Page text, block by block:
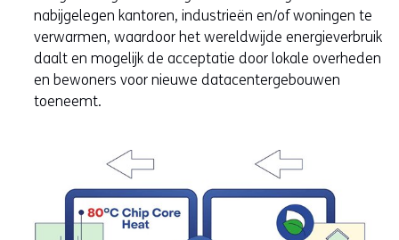
nabijgelegen kantoren, industrieën en/of woningen te
verwarmen, waardoor het wereldwijde energieverbruik
daalt en mogelijk de acceptatie door lokale overheden
en bewoners voor nieuwe datacentergebouwen
toeneemt.